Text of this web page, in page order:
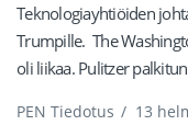
Teknologiayhtiöiden
Trumpille. The
oli liikaa. Pulitzer
PEN Tiedotus / 13